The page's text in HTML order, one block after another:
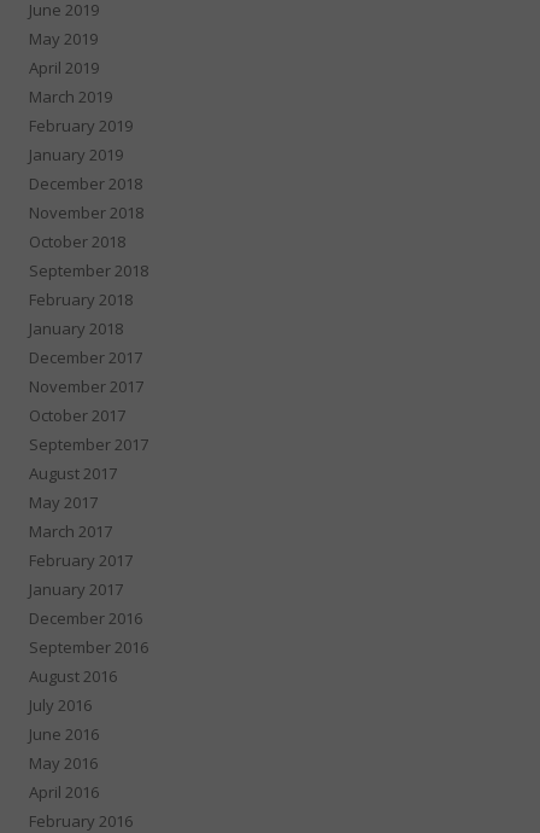
June 2019
May 2019
April 2019
March 2019
February 2019
January 2019
December 2018
November 2018
October 2018
September 2018
February 2018
January 2018
December 2017
November 2017
October 2017
September 2017
August 2017
May 2017
March 2017
February 2017
January 2017
December 2016
September 2016
August 2016
July 2016
June 2016
May 2016
April 2016
February 2016